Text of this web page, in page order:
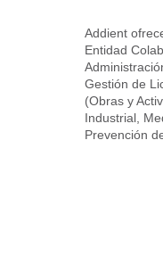
Addient
Entidad
Gestión de
(Obras y
Industrial,
Prevención